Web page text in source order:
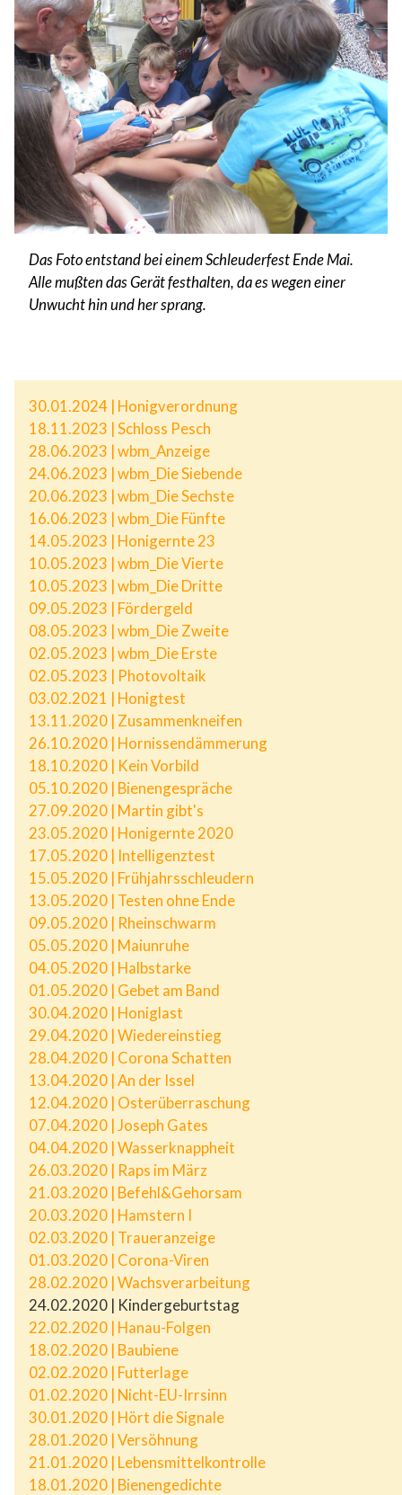
Das Foto entstand bei einem Schleuderfest Ende Mai.
Alle mußten das Gerät festhalten, da es wegen einer
Unwucht hin und her sprang.
30.01.2024 | Honigverordnung
18.11.2023 | Schloss Pesch
28.06.2023 | wbm_Anzeige
24.06.2023 | wbm_Die Siebende
20.06.2023 | wbm_Die Sechste
16.06.2023 | wbm_Die Fünfte
14.05.2023 | Honigernte 23
10.05.2023 | wbm_Die Vierte
10.05.2023 | wbm_Die Dritte
09.05.2023 | Fördergeld
08.05.2023 | wbm_Die Zweite
02.05.2023 | wbm_Die Erste
02.05.2023 | Photovoltaik
03.02.2021 | Honigtest
13.11.2020 | Zusammenkneifen
26.10.2020 | Hornissendämmerung
18.10.2020 | Kein Vorbild
05.10.2020 | Bienengespräche
27.09.2020 | Martin gibt's
23.05.2020 | Honigernte 2020
17.05.2020 | Intelligenztest
15.05.2020 | Frühjahrsschleudern
13.05.2020 | Testen ohne Ende
09.05.2020 | Rheinschwarm
05.05.2020 | Maiunruhe
04.05.2020 | Halbstarke
01.05.2020 | Gebet am Band
30.04.2020 | Honiglast
29.04.2020 | Wiedereinstieg
28.04.2020 | Corona Schatten
13.04.2020 | An der Issel
12.04.2020 | Osterüberraschung
07.04.2020 | Joseph Gates
04.04.2020 | Wasserknappheit
26.03.2020 | Raps im März
21.03.2020 | Befehl&Gehorsam
20.03.2020 | Hamstern I
02.03.2020 | Traueranzeige
01.03.2020 | Corona-Viren
28.02.2020 | Wachsverarbeitung
24.02.2020 | Kindergeburtstag
22.02.2020 | Hanau-Folgen
18.02.2020 | Baubiene
02.02.2020 | Futterlage
01.02.2020 | Nicht-EU-Irrsinn
30.01.2020 | Hört die Signale
28.01.2020 | Versöhnung
21.01.2020 | Lebensmittelkontrolle
18.01.2020 | Bienengedichte